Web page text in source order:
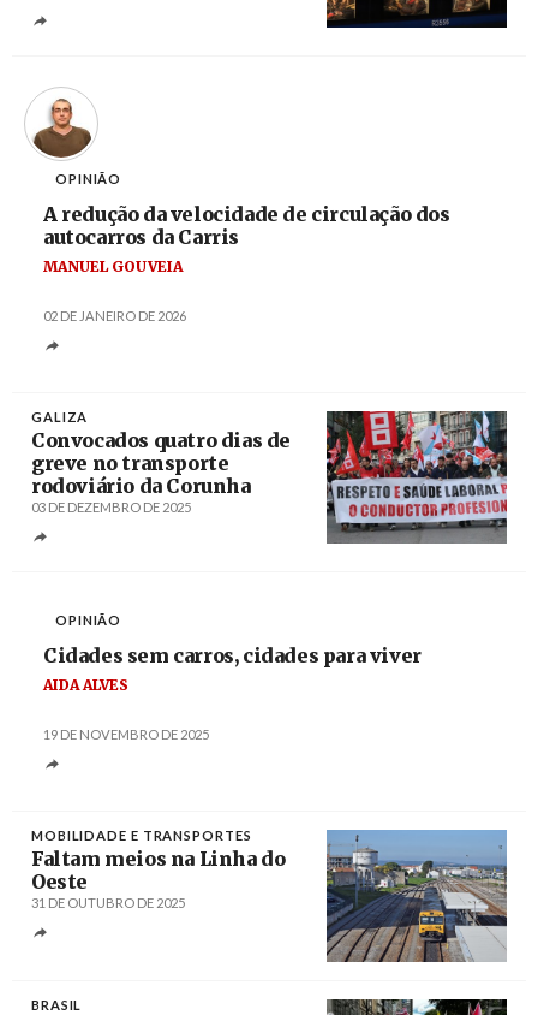
OPINIÃO
A redução da velocidade de circulação dos
autocarros da Carris
MANUEL GOUVEIA
02 DE JANEIRO DE 2026
GALIZA
Convocados quatro dias de
greve no transporte
rodoviário da Corunha
03 DE DEZEMBRO DE 2025
OPINIÃO
Cidades sem carros, cidades para viver
AIDA ALVES
19 DE NOVEMBRO DE 2025
MOBILIDADE E TRANSPORTES
Faltam meios na Linha do
Oeste
31 DE OUTUBRO DE 2025
BRASIL